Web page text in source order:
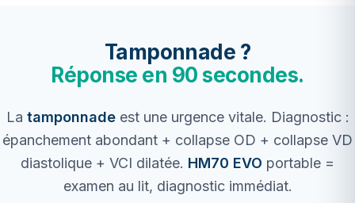
Tamponnade ?
Réponse en 90 secondes.
La tamponnadeest une urgence vitale. Diagnostic :
épanchement abondant + collapse OD + collapse VD
diastolique + VCI dilatée. HM70 EVO portable =
examen au lit, diagnostic immédiat.